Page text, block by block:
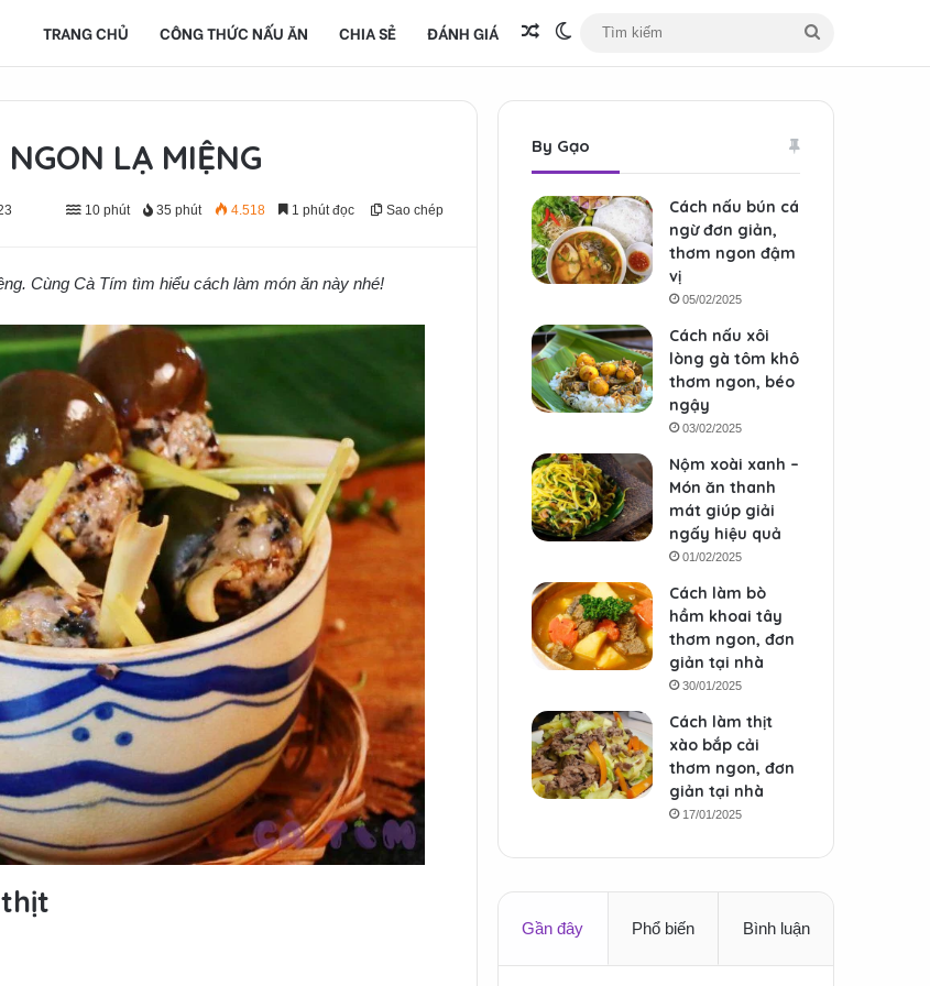
TRANG CHỦ CÔNG THỨC NẤU ĂN CHIA SẺ ĐÁNH GIÁ Bài viết ngẫu nhiên
Switch skin
kiếm
LẠ MIỆNG
10 phút 35 phút 4.518 1 phút đọc Sao chép
Cùng Cà Tím tìm hiểu cách làm món ăn này nhé!
By Gạo
Cách nấu bún cá
ngừ đơn giản,
thơm ngon đậm
vị
05/02/2025
Cách nấu xôi
lòng gà tôm khô
thơm ngon, béo
ngậy
03/02/2025
Nộm xoài xanh –
Món ăn thanh
mát giúp giải
ngấy hiệu quả
01/02/2025
Cách làm bò
hầm khoai tây
thơm ngon, đơn
giản tại nhà
30/01/2025
Cách làm thịt
xào bắp cải
thơm ngon, đơn
giản tại nhà
17/01/2025
Gần đây Phổ biến Bình luận